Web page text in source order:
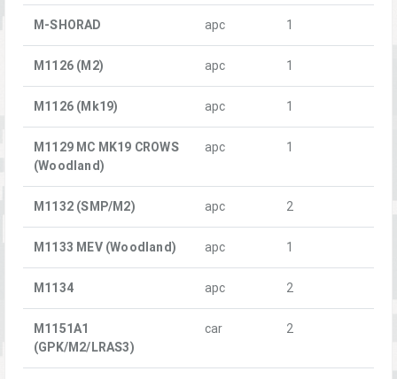
M-SHORAD apc 1
M1126 (M2) apc 1
M1126 (Mk19) apc 1
M1129 MC MK19 CROWS
(Woodland)
apc 1
M1132 (SMP/M2) apc 2
M1133 MEV (Woodland) apc 1
M1134 apc 2
M1151A1
(GPK/M2/LRAS3)
car 2